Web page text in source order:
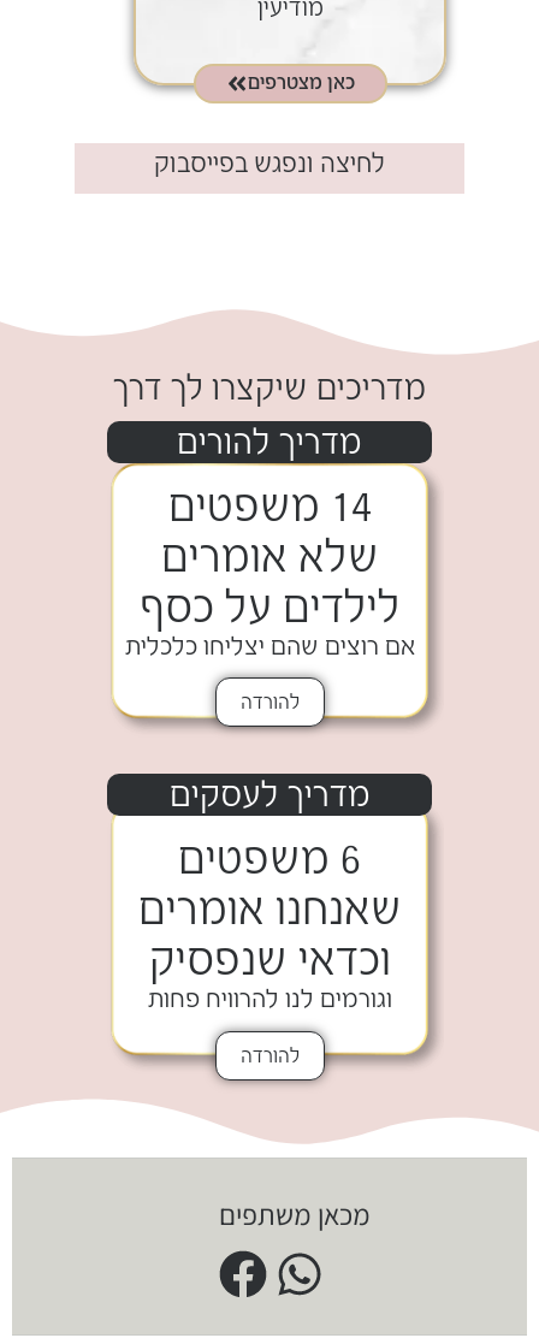
מודיעין
כאן מצטרפים
לחיצה ונפגש בפייסבוק​
מדריכים שיקצרו לך דרך
מדריך להורים
14 משפטים
שלא אומרים
לילדים על כסף
אם רוצים שהם יצליחו כלכלית
להורדה
מדריך לעסקים
6 משפטים
שאנחנו אומרים
וכדאי שנפסיק
וגורמים לנו להרוויח פחות
להורדה
מכאן משתפים